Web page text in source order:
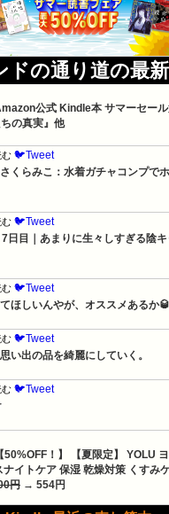
ドの通り道の最
公式 Kindle本 サマーセール
の真実』他
む 🐦Tweet
くらみこ：水着ガチャコンプで
む 🐦Tweet
7日目｜あまりに生々しすぎる陰
む 🐦Tweet
ほしいんやが、オススメあるか🥃
む 🐦Tweet
い出の品を綺麗にしていく。
む 🐦Tweet
！】 【夏限定】 YOLU
イトケア 保湿 乾燥対策 くすみ
円 → 554円